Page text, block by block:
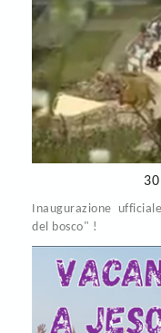
Inaugurazione
del bosco" !